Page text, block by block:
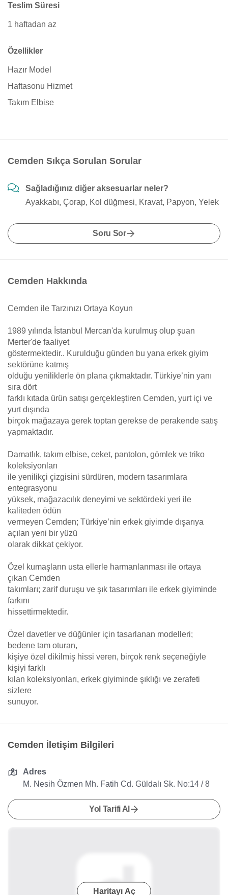
Teslim Süresi
1 haftadan az
Özellikler
Hazır Model
Haftasonu Hizmet
Takım Elbise
Cemden Sıkça Sorulan Sorular
Sağladığınız diğer aksesuarlar neler?
Ayakkabı, Çorap, Kol düğmesi, Kravat, Papyon, Yelek
Soru Sor
Cemden Hakkında
Cemden ile Tarzınızı Ortaya Koyun
1989 yılında İstanbul Mercan'da kurulmuş olup şuan
Merter'de faaliyet
göstermektedir.. Kurulduğu günden bu yana erkek giyim
sektörüne katmış
olduğu yeniliklerle ön plana çıkmaktadır. Türkiye’nin yanı
sıra dört
farklı kıtada ürün satışı gerçekleştiren Cemden, yurt içi ve
yurt dışında
birçok mağazaya gerek toptan gerekse de perakende satış
yapmaktadır.
Damatlık, takım elbise, ceket, pantolon, gömlek ve triko
koleksiyonları
ile yenilikçi çizgisini sürdüren, modern tasarımlara
entegrasyonu
yüksek, mağazacılık deneyimi ve sektördeki yeri ile
kaliteden ödün
vermeyen Cemden; Türkiye’nin erkek giyimde dışarıya
açılan yeni bir yüzü
olarak dikkat çekiyor.
Özel kumaşların usta ellerle harmanlanması ile ortaya
çıkan Cemden
takımları; zarif duruşu ve şık tasarımları ile erkek giyiminde
farkını
hissettirmektedir.
Özel davetler ve düğünler için tasarlanan modelleri;
bedene tam oturan,
kişiye özel dikilmiş hissi veren, birçok renk seçeneğiyle
kişiyi farklı
kılan koleksiyonları, erkek giyiminde şıklığı ve zerafeti
sizlere
sunuyor.
Cemden İletişim Bilgileri
Adres
M. Nesih Özmen Mh. Fatih Cd. Güldalı Sk. No:14 / 8
Yol Tarifi Al
Haritayı Aç